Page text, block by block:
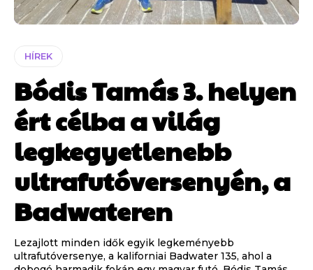
HÍREK
Bódis Tamás 3. helyen
ért célba a világ
legkegyetlenebb
ultrafutóversenyén, a
Badwateren
Lezajlott minden idők egyik legkeményebb
ultrafutóversenye, a kaliforniai Badwater 135, ahol a